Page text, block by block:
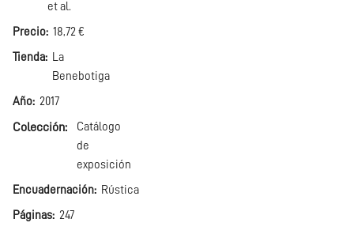
et al.
Precio 18,72 €
Tienda
La
Benebotiga
Año 2017
Colección
Catálogo
de
exposición
Encuadernación Rústica
Páginas 247